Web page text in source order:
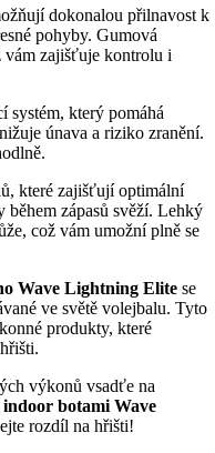
dokonalou přilnavost k
pohyby. Gumová
vám zajišťuje kontrolu i
který pomáhá
únava a riziko zranění.
které zajišťují optimální
během zápasů svěží. Lehký
což vám umožní plně se
Wave Lightning Elite se
ve světě volejbalu. Tyto
produkty, které
výkonů vsadťe na
botami Wave
rozdíl na hřišti!